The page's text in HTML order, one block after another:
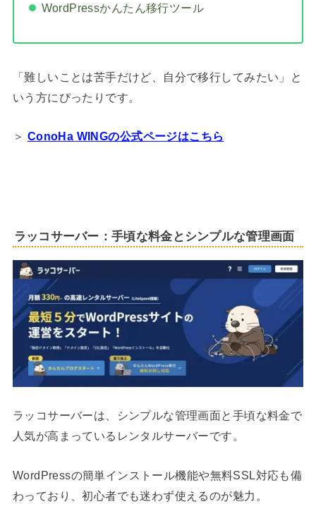
WordPressかんたん移行ツール
「難しいことは苦手だけど、自分で移行してみたい」と
いう方にぴったりです。
＞ ConoHa WINGの公式ページはこちら
ラッコサーバー：手頃な料金とシンプルな管理画面
ラッコサーバーは、シンプルな管理画面と手頃な料金で
人気が高まっているレンタルサーバーです。
WordPressの簡単インストール機能や無料SSL対応も備
わっており、初心者でも迷わず使えるのが魅力。